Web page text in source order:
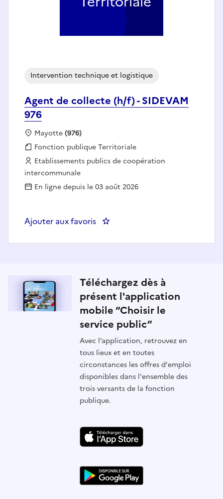
Agent de collecte (h/f) - SIDEVAM
976
Intervention technique et logistique
Localisation :
Mayotte(976)
Fonction publique :
Fonction publique Territoriale
Employeur :
Etablissements publics de coopération
intercommunale
En ligne depuis le 03 août 2026
Ajouter aux favoris : Agent de collecte (h/f) -
Téléchargez dès à
présent l'application
mobile “Choisir le
service public”
Avec l’application, retrouvez en
tous lieux et en toutes
circonstances les offres d'emploi
disponibles dans l'ensemble des
trois versants de la fonction
publique.